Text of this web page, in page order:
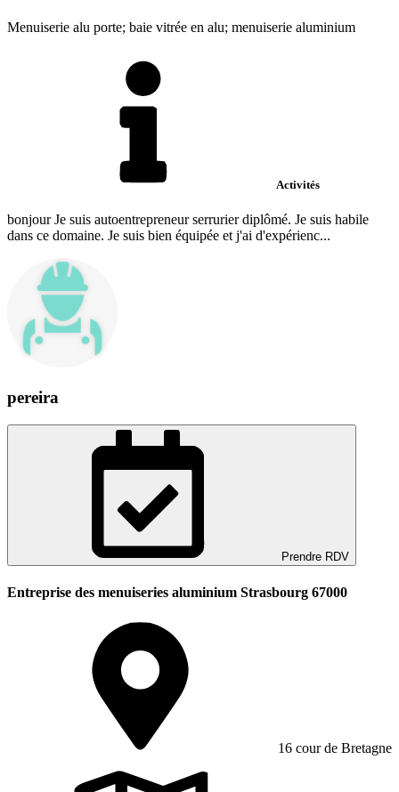
Menuiserie alu porte; baie vitrée en alu; menuiserie aluminium
Activités
bonjour Je suis autoentrepreneur serrurier diplômé. Je suis habile
dans ce domaine. Je suis bien équipée et j'ai d'expérienc...
pereira
Prendre RDV
Entreprise des menuiseries aluminium Strasbourg 67000
16 cour de Bretagne